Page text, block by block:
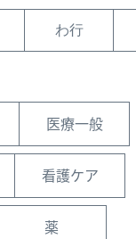
わ行
医療一般
看護ケア
薬